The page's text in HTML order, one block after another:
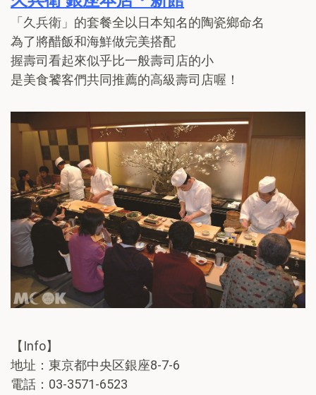
「久兵衛」的套餐全以日本知名的陶瓷鄉命名
為了將醋飯和海鮮做完美搭配
握壽司看起來似乎比一般壽司店的小
是美食饕客們共同推薦的高級壽司店喔！
【Info】
地址：東京都中央区銀座8-7-6
電話：03-3571-6523